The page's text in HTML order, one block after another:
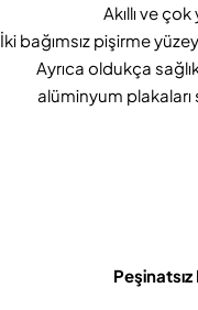
Akıllı ve
İki bağımsız pişirme
Ayrıca oldukça
alüminyum plakaları